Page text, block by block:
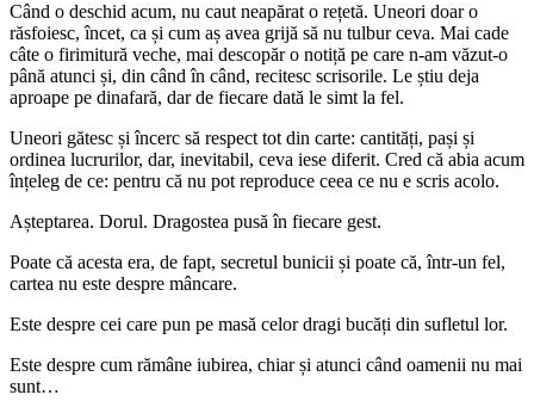
Când o deschid acum, nu caut neapărat o rețetă. Uneori doar o
răsfoiesc, încet, ca și cum aș avea grijă să nu tulbur ceva. Mai cade
câte o firimitură veche, mai descopăr o notiță pe care n-am văzut-o
până atunci și, din când în când, recitesc scrisorile. Le știu deja
aproape pe dinafară, dar de fiecare dată le simt la fel.
Uneori gătesc și încerc să respect tot din carte: cantități, pași și
ordinea lucrurilor, dar, inevitabil, ceva iese diferit. Cred că abia acum
înțeleg de ce: pentru că nu pot reproduce ceea ce nu e scris acolo.
Așteptarea. Dorul. Dragostea pusă în fiecare gest.
Poate că acesta era, de fapt, secretul bunicii și poate că, într-un fel,
cartea nu este despre mâncare.
Este despre cei care pun pe masă celor dragi bucăți din sufletul lor.
Este despre cum rămâne iubirea, chiar și atunci când oamenii nu mai
sunt…